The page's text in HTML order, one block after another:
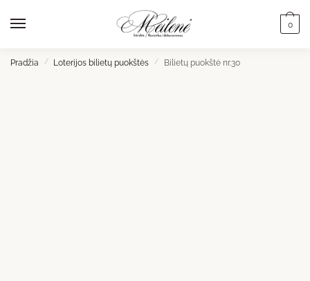
0
Pradžia / Loterijos bilietų puokštės / Bilietų puokštė nr.30